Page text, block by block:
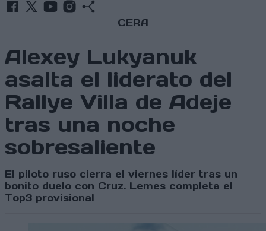
CERA
Alexey Lukyanuk
asalta el liderato del
Rallye Villa de Adeje
tras una noche
sobresaliente
El piloto ruso cierra el viernes líder tras un
bonito duelo con Cruz. Lemes completa el
Top3 provisional